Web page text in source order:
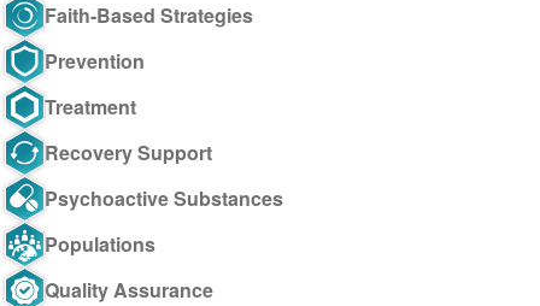
Faith-Based Strategies
Prevention
Treatment
Recovery Support
Psychoactive Substances
Populations
Quality Assurance